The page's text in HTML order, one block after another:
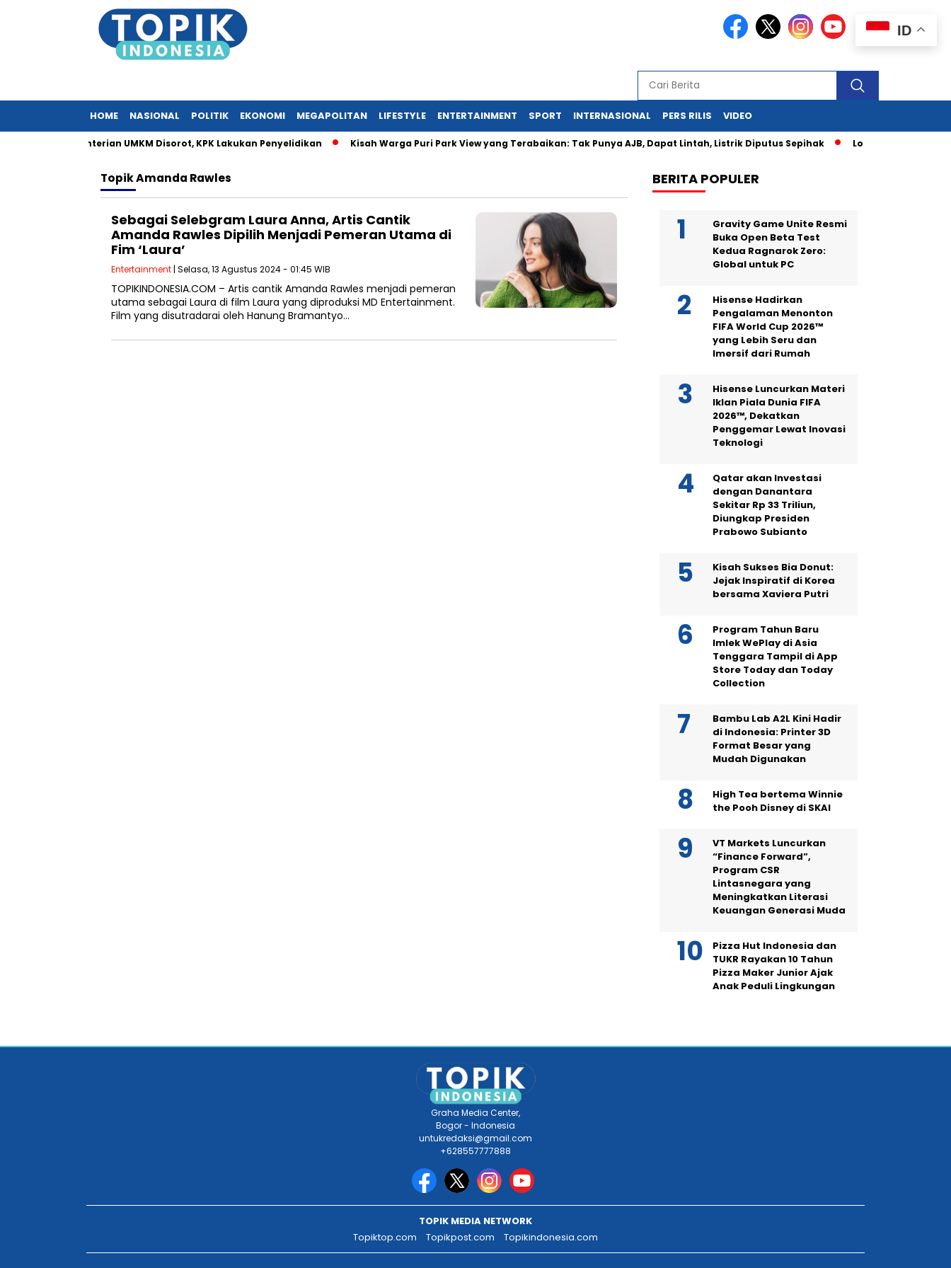
HOME NASIONAL POLITIK EKONOMI MEGAPOLITAN LIFESTYLE ENTERTAINMENT SPORT INTERNASIONAL PERS RILIS VIDEO
Surat Kementerian UMKM Disorot, KPK Lakukan Penyelidikan Kisah Warga Puri Park View yang Terabaikan: Tak Punya AJB, Dapat Lintah, Listrik Diputus Sepihak Los Angeles
TopikAmanda Rawles
Sebagai Selebgram Laura Anna, Artis Cantik
Amanda Rawles Dipilih Menjadi Pemeran Utama di
Fim ‘Laura’
Entertainment | Selasa, 13 Agustus 2024 - 01:45 WIB
TOPIKINDONESIA.COM – Artis cantik Amanda Rawles menjadi pemeran
utama sebagai Laura di film Laura yang diproduksi MD Entertainment.
Film yang disutradarai oleh Hanung Bramantyo…
BERITA POPULER
Gravity Game Unite Resmi
Buka Open Beta Test
Kedua Ragnarok Zero:
Global untuk PC
Hisense Hadirkan
Pengalaman Menonton
FIFA World Cup 2026™
yang Lebih Seru dan
Imersif dari Rumah
Hisense Luncurkan Materi
Iklan Piala Dunia FIFA
2026™, Dekatkan
Penggemar Lewat Inovasi
Teknologi
Qatar akan Investasi
dengan Danantara
Sekitar Rp 33 Triliun,
Diungkap Presiden
Prabowo Subianto
Kisah Sukses Bia Donut:
Jejak Inspiratif di Korea
bersama Xaviera Putri
Program Tahun Baru
Imlek WePlay di Asia
Tenggara Tampil di App
Store Today dan Today
Collection
Bambu Lab A2L Kini Hadir
di Indonesia: Printer 3D
Format Besar yang
Mudah Digunakan
High Tea bertema Winnie
the Pooh Disney di SKAI
VT Markets Luncurkan
“Finance Forward”,
Program CSR
Lintasnegara yang
Meningkatkan Literasi
Keuangan Generasi Muda
Pizza Hut Indonesia dan
TUKR Rayakan 10 Tahun
Pizza Maker Junior Ajak
Anak Peduli Lingkungan
ID
Graha Media Center,
Bogor - Indonesia
untukredaksi@gmail.com
+628557777888
TOPIK MEDIA NETWORK
Topiktop.com
Topikpost.com Topikindonesia.com